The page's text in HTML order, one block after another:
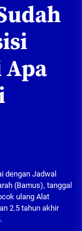
dengan Jadwal
(Bamus), tanggal
ulang Alat
2.5 tahun akhir